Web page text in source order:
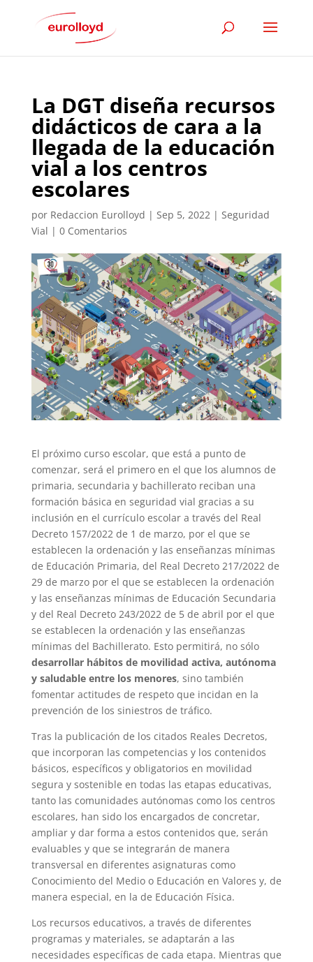
La DGT diseña recursos
didácticos de cara a la
llegada de la educación
vial a los centros
escolares
por Redaccion Eurolloyd | Sep 5, 2022| Seguridad
Vial | 0 Comentarios
El próximo curso escolar, que está a punto de
comenzar, será el primero en el que los alumnos de
primaria, secundaria y bachillerato reciban una
formación básica en seguridad vial gracias a su
inclusión en el currículo escolar a través del Real
Decreto 157/2022 de 1 de marzo, por el que se
establecen la ordenación y las enseñanzas mínimas
de Educación Primaria, del Real Decreto 217/2022 de
29 de marzo por el que se establecen la ordenación
y las enseñanzas mínimas de Educación Secundaria
y del Real Decreto 243/2022 de 5 de abril por el que
se establecen la ordenación y las enseñanzas
mínimas del Bachillerato. Esto permitirá, no sólo
desarrollar hábitos de movilidad activa, autónoma
y saludable entre los menores, sino también
fomentar actitudes de respeto que incidan en la
prevención de los siniestros de tráfico.
Tras la publicación de los citados Reales Decretos,
que incorporan las competencias y los contenidos
básicos, específicos y obligatorios en movilidad
segura y sostenible en todas las etapas educativas,
tanto las comunidades autónomas como los centros
escolares, han sido los encargados de concretar,
ampliar y dar forma a estos contenidos que, serán
evaluables y que se integrarán de manera
transversal en diferentes asignaturas como
Conocimiento del Medio o Educación en Valores y, de
manera especial, en la de Educación Física.
Los recursos educativos, a través de diferentes
programas y materiales, se adaptarán a las
necesidades específicas de cada etapa. Mientras que